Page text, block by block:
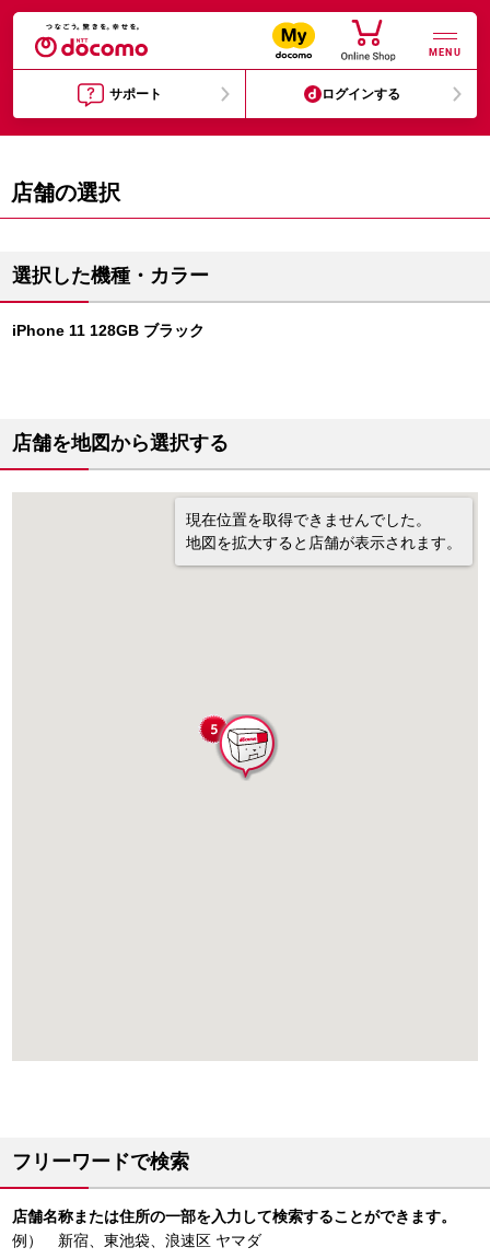
MENU
サポート ログインする
店舗の選択
選択した機種・カラー
iPhone 11 128GB ブラック
店舗を地図から選択する
現在位置を取得できませんでした。
地図を拡大すると店舗が表示されます。
フリーワードで検索
店舗名称または住所の一部を入力して検索することができます。
例） 新宿、東池袋、浪速区 ヤマダ